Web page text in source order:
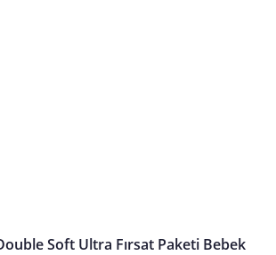
Soft Ultra Fırsat Paketi Bebek